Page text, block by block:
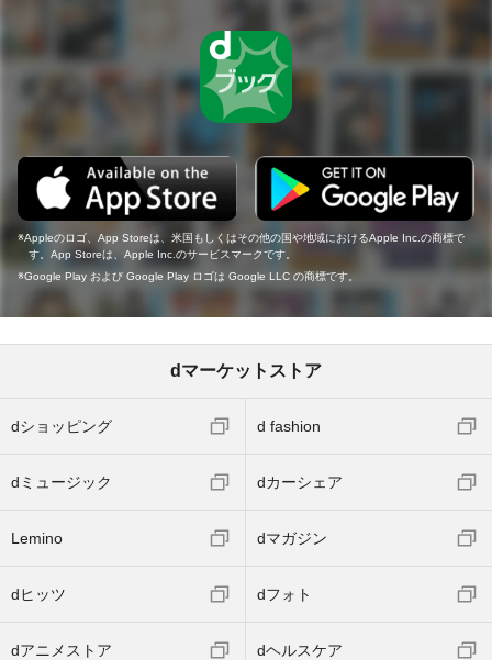
Appleのロゴ、App Storeは、米国もしくはその他の国や地域におけるApple Inc.の商標で
す。App Storeは、Apple Inc.のサービスマークです。
Google Play および Google Play ロゴは Google LLC の商標です。
dマーケットストア
dショッピング d fashion
dミュージック dカーシェア
Lemino dマガジン
dヒッツ dフォト
dアニメストア dヘルスケア